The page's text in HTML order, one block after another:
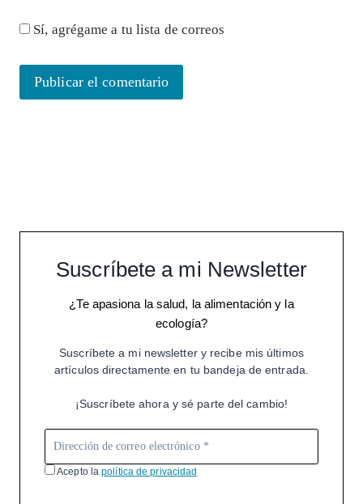
Sí, agrégame a tu lista de correos
Suscríbete a mi Newsletter
¿Te apasiona la salud, la alimentación y la
ecología?
Suscríbete a mi newsletter y recibe mis últimos
artículos directamente en tu bandeja de entrada.
¡Suscríbete ahora y sé parte del cambio!
Acepto lapolítica de privacidad